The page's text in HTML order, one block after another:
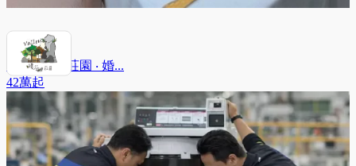
Valley 暖谷莊園 ‧ 婚...
42萬起